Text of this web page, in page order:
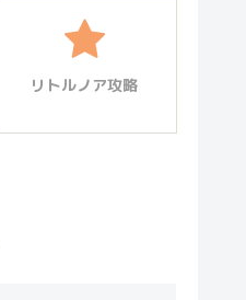
リトルノア攻略